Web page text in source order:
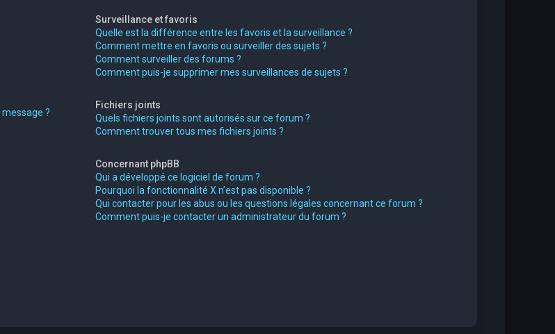
?
Surveillance et favoris
Quelle est la différence entre les favoris et la surveillance ?
Comment mettre en favoris ou surveiller des sujets ?
Comment surveiller des forums ?
Comment puis-je supprimer mes surveillances de sujets ?
Fichiers joints
Quels fichiers joints sont autorisés sur ce forum ?
Comment trouver tous mes fichiers joints ?
Concernant phpBB
Qui a développé ce logiciel de forum ?
Pourquoi la fonctionnalité X n’est pas disponible ?
Qui contacter pour les abus ou les questions légales concernant ce forum ?
Comment puis-je contacter un administrateur du forum ?